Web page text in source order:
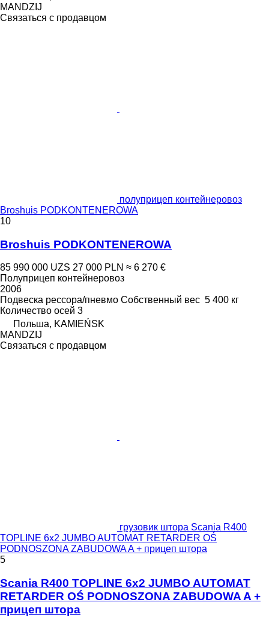
MANDZIJ
Связаться с продавцом
полуприцеп контейнеровоз
Broshuis PODKONTENEROWA
10
Broshuis PODKONTENEROWA
85 990 000 UZS 27 000 PLN ≈ 6 270 €
Полуприцеп контейнеровоз
2006
Подвеска рессора/пневмо Собственный вес 5 400 кг
Количество осей 3
Польша, KAMIEŃSK
MANDZIJ
Связаться с продавцом
грузовик штора Scania R400
TOPLINE 6x2 JUMBO AUTOMAT RETARDER OŚ
PODNOSZONA ZABUDOWA A + прицеп штора
5
Scania R400 TOPLINE 6x2 JUMBO AUTOMAT
RETARDER OŚ PODNOSZONA ZABUDOWA A +
прицеп штора